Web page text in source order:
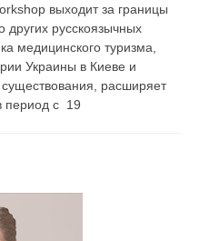
выходит за границы
других русскоязычных
медицинского туризма,
Украины в Киеве и
расширяет
период с 19